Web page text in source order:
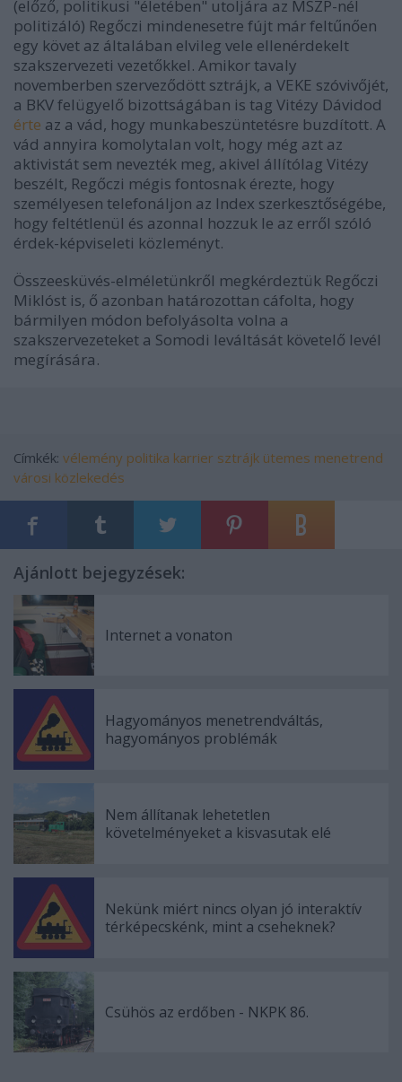
(előző, politikusi "életében" utoljára az MSZP-nél
politizáló) Regőczi mindenesetre fújt már feltűnően
egy követ az általában elvileg vele ellenérdekelt
szakszervezeti vezetőkkel. Amikor tavaly
novemberben szerveződött sztrájk, a VEKE szóvivőjét,
a BKV felügyelő bizottságában is tag Vitézy Dávidod
érte az a vád, hogy munkabeszüntetésre buzdított. A
vád annyira komolytalan volt, hogy még azt az
aktivistát sem nevezték meg, akivel állítólag Vitézy
beszélt, Regőczi mégis fontosnak érezte, hogy
személyesen telefonáljon az Index szerkesztőségébe,
hogy feltétlenül és azonnal hozzuk le az erről szóló
érdek-képviseleti közleményt.
Összeesküvés-elméletünkről megkérdeztük Regőczi
Miklóst is, ő azonban határozottan cáfolta, hogy
bármilyen módon befolyásolta volna a
szakszervezeteket a Somodi leváltását követelő levél
megírására.
Címkék: vélemény politika karrier sztrájk ütemes menetrend
városi közlekedés
Ajánlott bejegyzések:
Internet a vonaton
Hagyományos menetrendváltás,
hagyományos problémák
Nem állítanak lehetetlen
követelményeket a kisvasutak elé
Nekünk miért nincs olyan jó interaktív
térképecskénk, mint a cseheknek?
Csühös az erdőben - NKPK 86.